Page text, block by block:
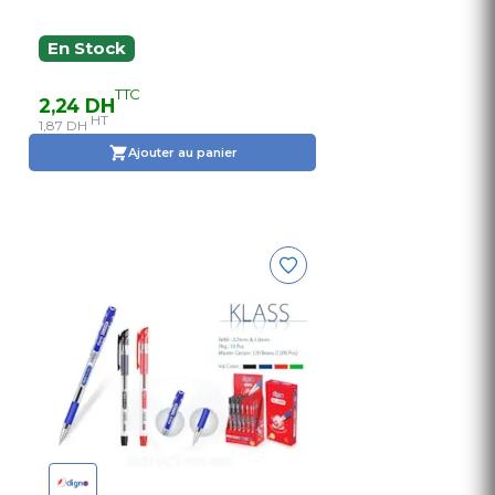
En Stock
2,24 DHTTC
1,87 DH HT
Ajouter au panier